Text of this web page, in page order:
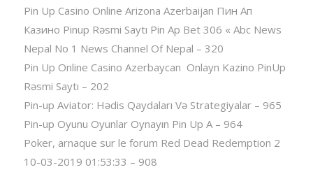
Pin Up Casino Online Arizona Azerbaijan Пин Ап
Казино Pinup Rəsmi Saytı Pin Ap Bet 306 « Abc News
Nepal No 1 News Channel Of Nepal – 320
Pin Up Online Casino Azerbaycan ️ Onlayn Kazino PinUp
Rəsmi Saytı – 202
Pin-up Aviator: Hədis Qaydaları Və Strategiyalar – 965
Pin-up Oyunu Oyunlar Oynayın Pin Up A – 964
Poker, arnaque sur le forum Red Dead Redemption 2
10-03-2019 01:53:33 – 908